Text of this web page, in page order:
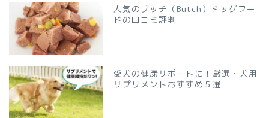
人気のブッチ（Butch）ドッグフー
ドの口コミ評判
愛犬の健康サポートに！厳選・犬用
サプリメントおすすめ５選